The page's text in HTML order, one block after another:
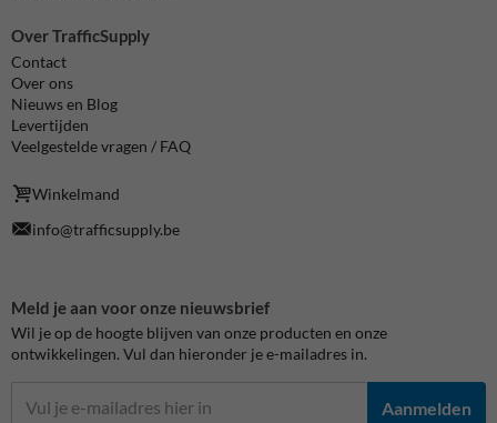
Over TrafficSupply
Contact
Over ons
Nieuws en Blog
Levertijden
Veelgestelde vragen / FAQ
Winkelmand
info@trafficsupply.be
Meld je aan voor onze nieuwsbrief
Wil je op de hoogte blijven van onze producten en onze
ontwikkelingen. Vul dan hieronder je e-mailadres in.
Aanmelden